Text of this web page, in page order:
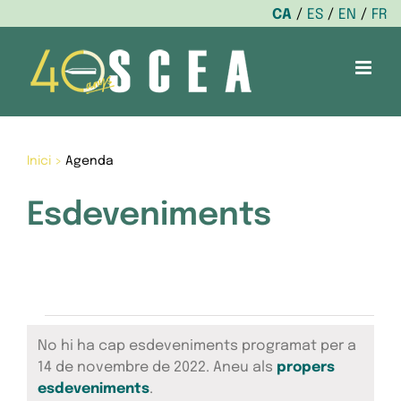
CA ES EN
FR
content
Inici> Agenda
Esdeveniments
Esdeveniments
del
No hi ha cap esdeveniments programat per a
14 de novembre de 2022. Aneu als propers
esdeveniments.